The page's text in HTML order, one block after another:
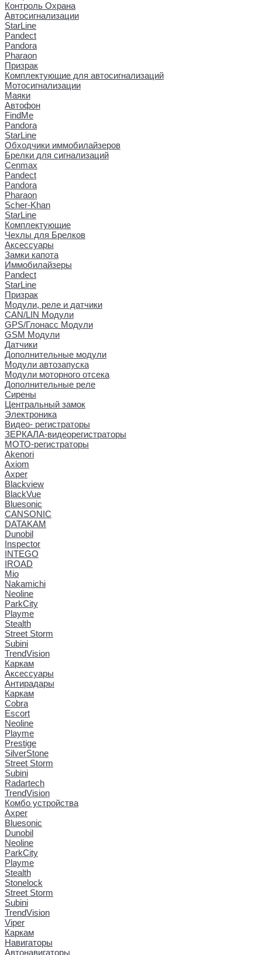
Контроль Охрана
Автосигнализации
StarLine
Pandect
Pandora
Pharaon
Призрак
Комплектующие для автосигнализаций
Мотосигнализации
Маяки
Автофон
FindMe
Pandora
StarLine
Обходчики иммобилайзеров
Брелки для сигнализаций
Cenmax
Pandect
Pandora
Pharaon
Scher-Khan
StarLine
Комплектующие
Чехлы для Брелков
Аксессуары
Замки капота
Иммобилайзеры
Pandect
StarLine
Призрак
Модули, реле и датчики
CAN/LIN Модули
GPS/Глонасс Модули
GSM Модули
Датчики
Дополнительные модули
Модули автозапуска
Модули моторного отсека
Дополнительные реле
Сирены
Центральный замок
Электроника
Видео- регистраторы
ЗЕРКАЛА-видеорегистраторы
МОТО-регистраторы
Akenori
Axiom
Axper
Blackview
BlackVue
Bluesonic
CANSONIC
DATAKAM
Dunobil
Inspector
INTEGO
IROAD
Mio
Nakamichi
Neoline
ParkCity
Playme
Stealth
Street Storm
Subini
TrendVision
Каркам
Аксессуары
Антирадары
Каркам
Cobra
Escort
Neoline
Playme
Prestige
SilverStone
Street Storm
Subini
Radartech
TrendVision
Комбо устройства
Axper
Bluesonic
Dunobil
Neoline
ParkCity
Playme
Stealth
Stonelock
Street Storm
Subini
TrendVision
Viper
Каркам
Навигаторы
Автонавигаторы